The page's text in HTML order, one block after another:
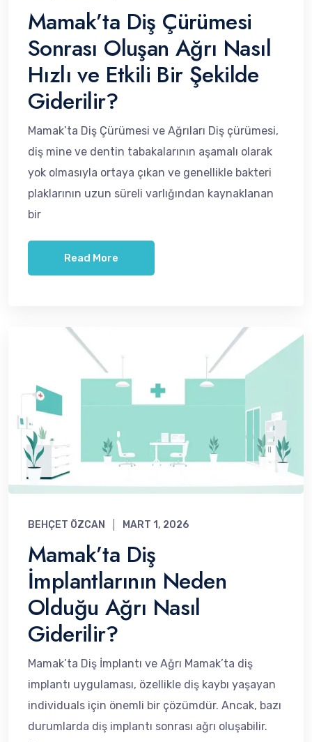
Mamak’ta Diş Çürümesi
Sonrası Oluşan Ağrı Nasıl
Hızlı ve Etkili Bir Şekilde
Giderilir?
Mamak’ta Diş Çürümesi ve Ağrıları Diş çürümesi,
diş mine ve dentin tabakalarının aşamalı olarak
yok olmasıyla ortaya çıkan ve genellikle bakteri
plaklarının uzun süreli varlığından kaynaklanan
bir
Read More
BEHÇET ÖZCAN MART 1, 2026
Mamak’ta Diş
İmplantlarının Neden
Olduğu Ağrı Nasıl
Giderilir?
Mamak’ta Diş İmplantı ve Ağrı Mamak’ta diş
implantı uygulaması, özellikle diş kaybı yaşayan
individuals için önemli bir çözümdür. Ancak, bazı
durumlarda diş implantı sonrası ağrı oluşabilir.